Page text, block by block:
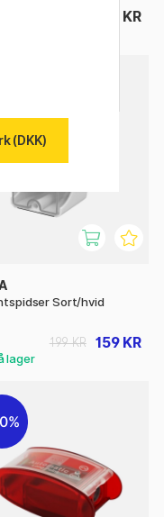
42 KR
Sort/hvid
159 KR
199 KR
(DKK)